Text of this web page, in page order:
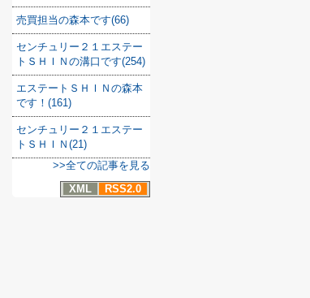
売買担当の森本です(66)
センチュリー２１エステー
トＳＨＩＮの溝口です(254)
エステートＳＨＩＮの森本
です！(161)
センチュリー２１エステー
トＳＨＩＮ(21)
>>全ての記事を見る
XML
RSS2.0